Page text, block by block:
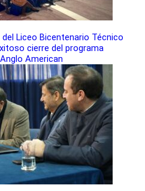
Liceo Bicentenario Técnico
cierre del programa
American